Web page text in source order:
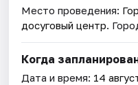
Место проведения:
досуговый центр.
Когда
Дата и время: 14